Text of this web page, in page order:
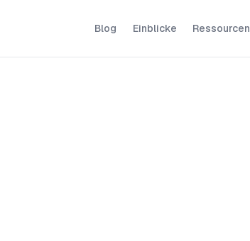
Blog Einblicke Ressourcen